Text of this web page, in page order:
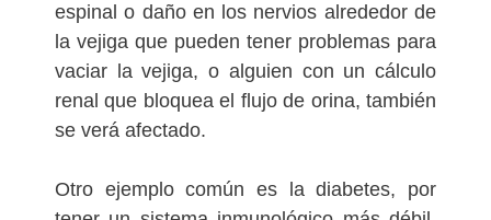
espinal o daño en los nervios alrededor de
la vejiga que pueden tener problemas para
vaciar la vejiga, o alguien con un cálculo
renal que bloquea el flujo de orina, también
se verá afectado.
Otro ejemplo común es la diabetes, por